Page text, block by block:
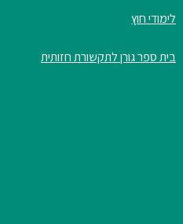
לימודי חוץ
בית ספר גורן לתקשורת חזותית